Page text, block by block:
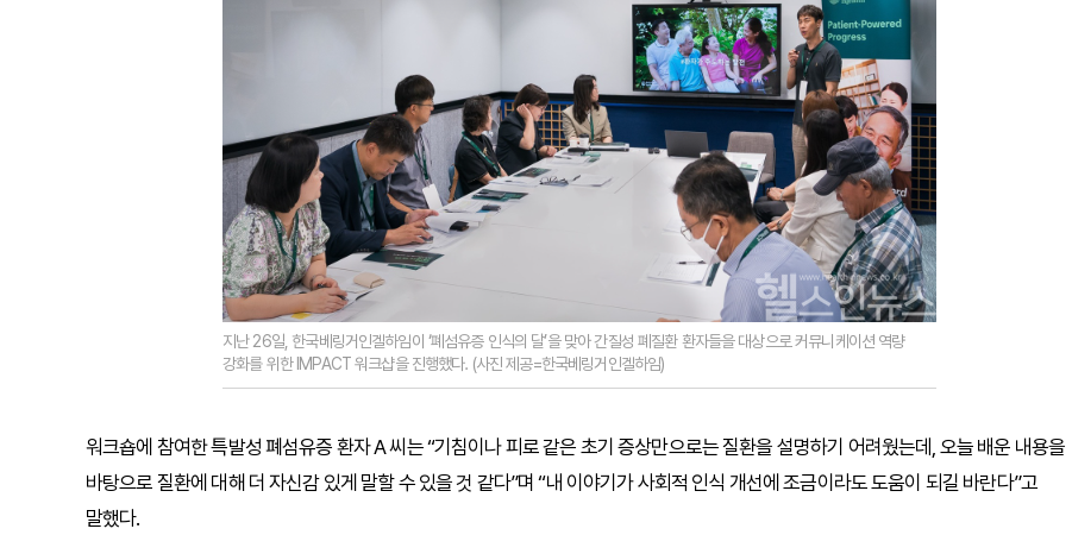
지난 26일, 한국베링거인겔하임이 ‘폐섬유증 인식의 달’을 맞아 간질성 폐질환 환자들을 대상으로 커뮤니케이션 역량
강화를 위한 IMPACT 워크샵을 진행했다. (사진 제공=한국베링거인겔하임)
워크숍에 참여한 특발성 폐섬유증 환자 A 씨는 “기침이나 피로 같은 초기 증상만으로는 질환을 설명하기 어려웠는데, 오늘 배운 내용을
바탕으로 질환에 대해 더 자신감 있게 말할 수 있을 것 같다”며 “내 이야기가 사회적 인식 개선에 조금이라도 도움이 되길 바란다”고
말했다.